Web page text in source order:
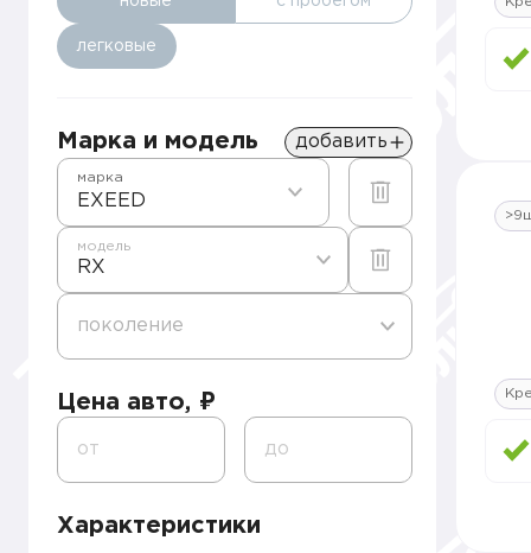
легковые
Марка и модель добавить
EXEED
марка
RX
модель
поколение
Цена авто, ₽
от до
Характеристики